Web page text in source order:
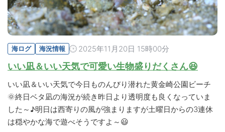
海ログ 海況情報 2025年11月20日 15時00分
いい凪＆いい天気で可愛い生物盛りだくさん😆
いい凪＆いい天気で今日ものんびり潜れた黄金崎公園ビーチ
🌞終日ベタ凪の海況が続き昨日より透明度も良くなっていま
した～♪明日は西寄りの風が強まりますが土曜日からの3連休
は穏やかな海で遊べそうですよ～😃